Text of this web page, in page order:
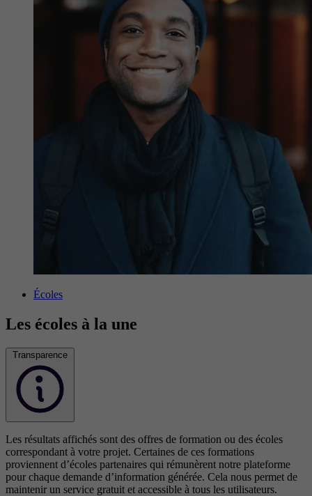
Écoles
Les écoles à la une
Transparence
Les résultats affichés sont des offres de formation ou des écoles
correspondant à votre projet. Certaines de ces formations
proviennent d’écoles partenaires qui rémunèrent notre plateforme
pour chaque demande d’information générée. Cela nous permet de
maintenir un service gratuit et accessible à tous les utilisateurs.